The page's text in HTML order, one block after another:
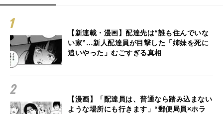
【新連載・漫画】配達先は“誰も住んでいな
い家”…新人配達員が目撃した「姉妹を死に
追いやった」むごすぎる真相
【漫画】「配達員は、普通なら踏み込まない
ような場所にも行きます」“郵便局員×ホラ